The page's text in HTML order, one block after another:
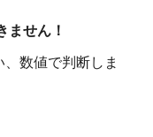
ません！
数値で判断しま